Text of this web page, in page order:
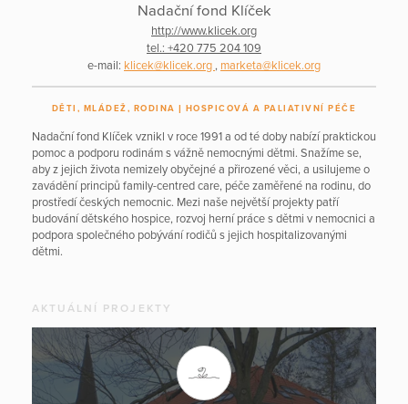
Nadační fond Klíček
http://www.klicek.org
tel.: +420 775 204 109
e-mail: klicek@klicek.org , marketa@klicek.org
DĚTI, MLÁDEŽ, RODINA HOSPICOVÁ A PALIATIVNÍ PÉČE
Nadační fond Klíček vznikl v roce 1991 a od té doby nabízí praktickou
pomoc a podporu rodinám s vážně nemocnými dětmi. Snažíme se,
aby z jejich života nemizely obyčejné a přirozené věci, a usilujeme o
zavádění principů family-centred care, péče zaměřené na rodinu, do
prostředí českých nemocnic. Mezi naše největší projekty patří
budování dětského hospice, rozvoj herní práce s dětmi v nemocnici a
podpora společného pobývání rodičů s jejich hospitalizovanými
dětmi.
AKTUÁLNÍ PROJEKTY